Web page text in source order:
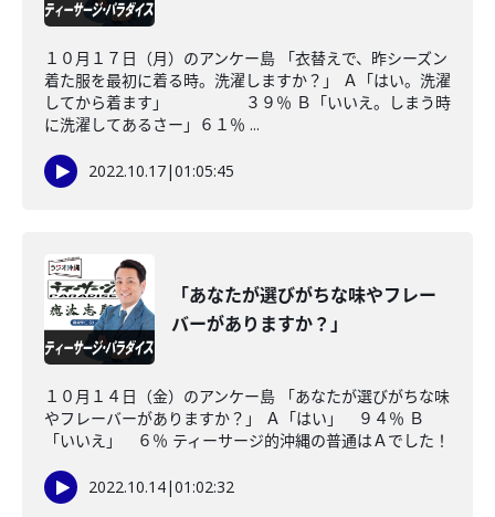
１０月１７日（月）のアンケー島 「衣替えで、昨シーズン
着た服を最初に着る時。洗濯しますか？」 Ａ「はい。洗濯
してから着ます」 ３９％ Ｂ「いいえ。しまう時
に洗濯してあるさー」６１％ ...
2022.10.17|01:05:45
「あなたが選びがちな味やフレー
バーがありますか？」
１０月１４日（金）のアンケー島 「あなたが選びがちな味
やフレーバーがありますか？」 Ａ「はい」 ９４％ Ｂ
「いいえ」 ６％ ティーサージ的沖縄の普通はＡでした！
2022.10.14|01:02:32